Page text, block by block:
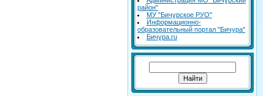
район"
МУ "Бичурское РУО"
Информационно-
образовательный портал "Бичура"
Бичура.ru